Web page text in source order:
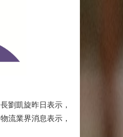
劉凱旋昨日表示，
流業界消息表示，